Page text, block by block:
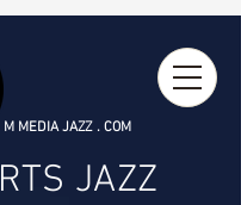
M MEDIA JAZZ . COM
JAZZ